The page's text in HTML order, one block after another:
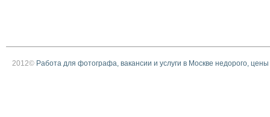
2012© Работа для фотографа, вакансии и услуги в Москве недорого, цены